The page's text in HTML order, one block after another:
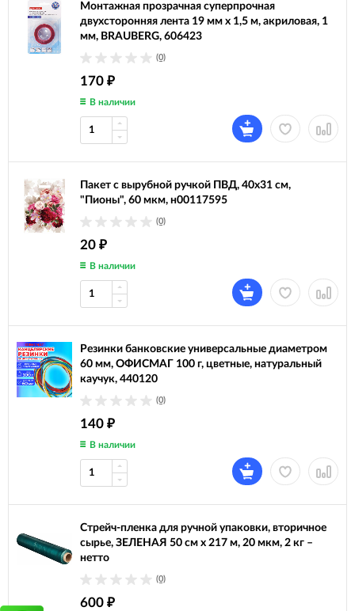
Монтажная прозрачная суперпрочная
двухсторонняя лента 19 мм х 1,5 м, акриловая, 1
мм, BRAUBERG, 606423
(0)
170 ₽
В наличии
Пакет с вырубной ручкой ПВД, 40х31 см,
"Пионы", 60 мкм, н00117595
(0)
20 ₽
В наличии
Резинки банковские универсальные диаметром
60 мм, ОФИСМАГ 100 г, цветные, натуральный
каучук, 440120
(0)
140 ₽
В наличии
Стрейч-пленка для ручной упаковки, вторичное
сырье, ЗЕЛЕНАЯ 50 см х 217 м, 20 мкм, 2 кг –
нетто
(0)
600 ₽